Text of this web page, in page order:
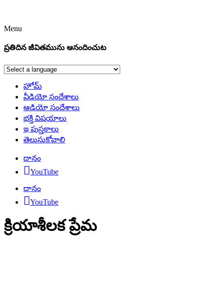
Menu
ప్రతిదిన జీవితమును ఆనందించుట
హోమ్
వీడియో సందేశాలు
ఆడియో సందేశాలు
భక్తి విషయాలు
ఇ పుస్తకాలు
తెలుసుకోవాలి
దానం
YouTube
దానం
YouTube
క్రియాశీలక ప్రేమ